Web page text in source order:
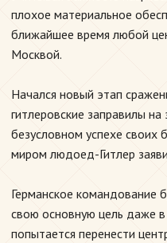
плохое материальное
ближайшее время любой
Москвой.
Начался новый этап
гитлеровские заправилы
безусловном успехе своих
миром людоед-Гитлер
Германское командование
свою основную цель даже в
попытается перенести